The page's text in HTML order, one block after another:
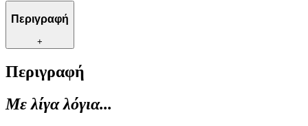
Περιγραφή
+
Περιγραφή
Με λίγα λόγια...